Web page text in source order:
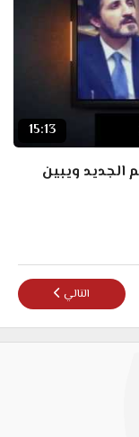
15:13
الجديد ويبين
ﷺ؟! المقال التالي:
التالي